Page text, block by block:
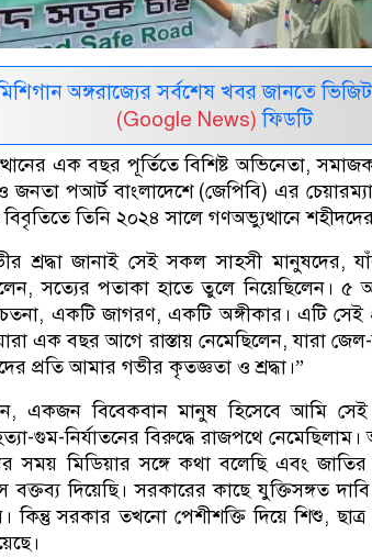
মিশিগান অঙ্গরাজ্যের সর্বশেষ খবর জানতে
(Google News) ফিডটি
এক বছর পূর্তিতে বিশিষ্ট অভিনেতা,
ও জনতা পআর্ট বাংলাদেশে (জেপিবি) এর
তিনি ২০২৪ সালে গণঅভ্যুত্থানে শহীদদের
শ্রদ্ধা জানাই সেই সকল সাহসী মানুষদের,
সত্যের পতাকা হাতে তুলে নিয়েছিলেন।
একটি জাগরণ, একটি অঙ্গীকার। এটি
এক বছর আগে রাস্তায় নেমেছিলেন, যারা
প্রতি আমার গভীর কৃতজ্ঞতা ও শ্রদ্ধা।”
একজন বিবেকবান মানুষ হিসেবে আমি সেই
গুম-নির্যাতনের বিরুদ্ধে রাজপথে
সময় মিডিয়ার সঙ্গে কথা বলেছি এবং
বক্তব্য দিয়েছি। সরকারের কাছে যুক্তিসঙ্গত
কিন্তু সরকার তখনো পেশীশক্তি দিয়ে শিশু,